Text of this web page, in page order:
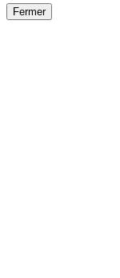
Fermer